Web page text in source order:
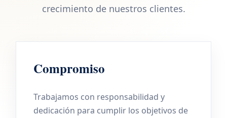
crecimiento de nuestros clientes.
Compromiso
Trabajamos con responsabilidad y
dedicación para cumplir los objetivos de